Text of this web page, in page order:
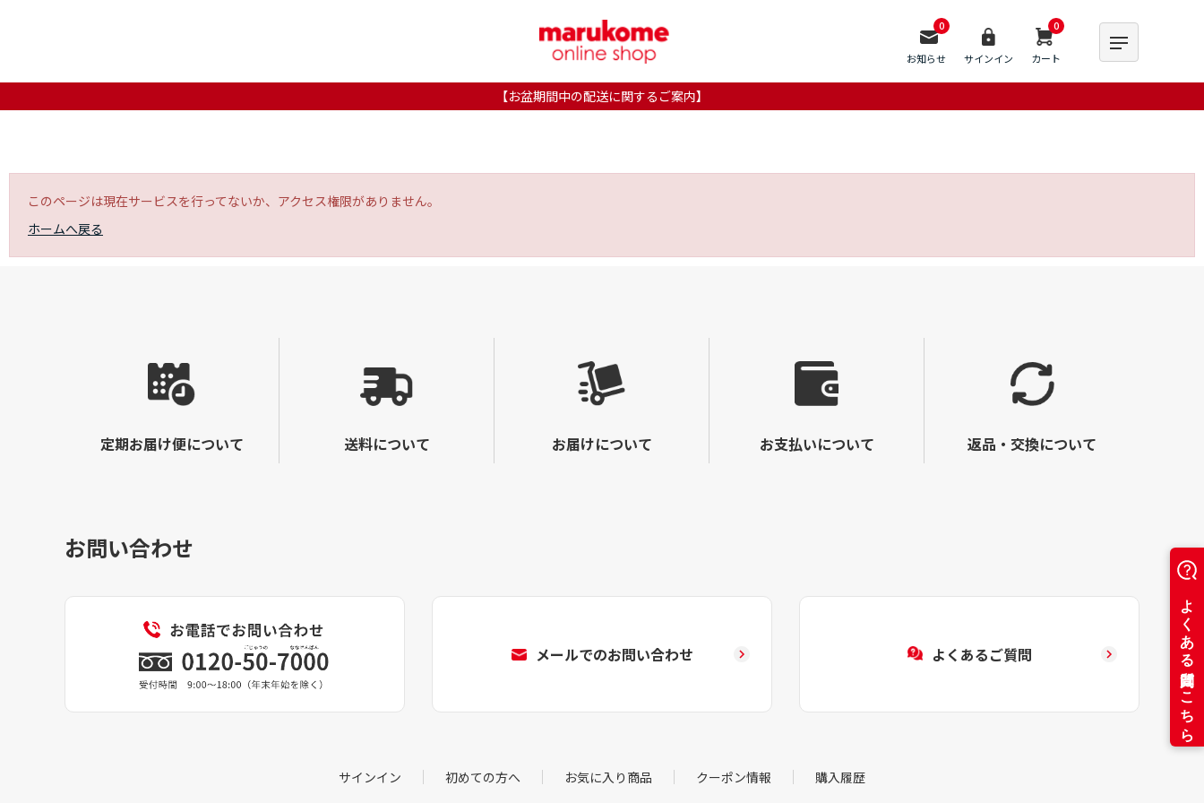
0
お知らせ サインイン
0
カート
【お盆期間中の配送に関するご案内】
このページは現在サービスを行ってないか、アクセス権限がありません。
ホームへ戻る
定期お届け便について 送料について お届けについて お支払いについて 返品・交換について
お問い合わせ
メールでのお問い合わせ よくあるご質問
サインイン 初めての方へ お気に入り商品 クーポン情報 購入履歴